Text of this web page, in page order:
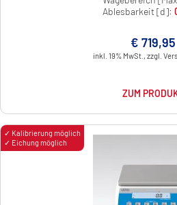
Ablesbarkeit [d]:
€ 719,95
inkl. 19% MwSt., zzgl.
ZUM
✓ Kalibrierung möglich
✓ Eichung möglich